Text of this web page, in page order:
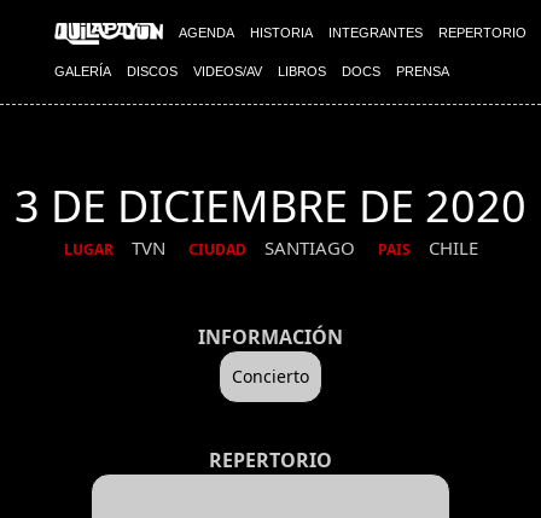
AGENDA HISTORIA INTEGRANTES REPERTORIO
GALERÍA DISCOS VIDEOS/AV LIBROS DOCS PRENSA
3 DE DICIEMBRE DE 2020
LUGAR TVN CIUDAD SANTIAGO PAIS CHILE
INFORMACIÓN
Concierto
REPERTORIO